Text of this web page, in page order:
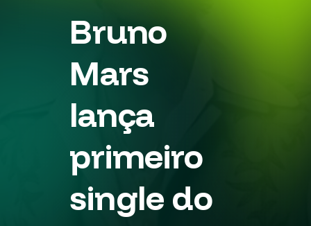
Bruno
Mars
lança
primeiro
single do